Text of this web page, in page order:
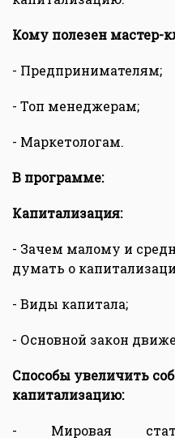
Кому полезен мастер-
- Предпринимателям;
- Топ менеджерам;
- Маркетологам.
В программе:
Капитализация:
- Зачем малому и
думать о
- Виды капитала;
- Основной закон
Способы увеличить
капитализацию:
- Мировая